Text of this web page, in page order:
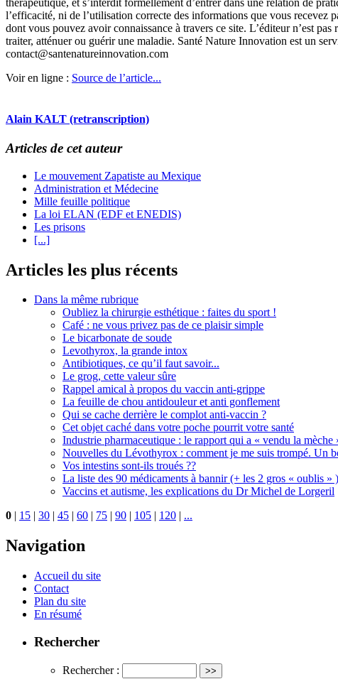
thérapeutique, et s’interdit formellement d’entrer dans une relation de
l’efficacité, ni de l’utilisation correcte des informations que vous recevez
dont vous pouvez avoir connaissance à travers ce site. L’éditeur n’est
traiter, atténuer ou guérir une maladie. Santé Nature Innovation est un
contact@santenatureinnovation.com
Voir en ligne : Source de l’article...
Alain KALT (retranscription)
Articles de cet auteur
Le mouvement Zapatiste au Mexique
Administration et Médecine
Mille feuille politique
La loi ELAN (EDF et ENEDIS)
Les prisons
[...]
Articles les plus récents
Dans la même rubrique
Oubliez la chirurgie esthétique : faites du sport !
Café : ne vous privez pas de ce plaisir simple
Le bicarbonate de soude
Levothyrox, la grande intox
Antibiotiques, ce qu’il faut savoir...
Le grog, cette valeur sûre
Rappel amical à propos du vaccin anti-grippe
La feuille de chou antidouleur et anti gonflement
Qui se cache derrière le complot anti-vaccin ?
Cet objet caché dans votre poche pourrit votre santé
Industrie pharmaceutique : le rapport qui a « vendu la mèche
Nouvelles du Lévothyrox : comment je me suis trompé. Un
Vos intestins sont-ils troués ??
La liste des 90 médicaments à bannir (+ les 2 gros « oublis » )
Vaccins et autisme, les explications du Dr Michel de Lorgeril
0
15 30 45 60 75 90 105 120 ...
Navigation
Accueil du site
Contact
Plan du site
En résumé
Rechercher
Rechercher :